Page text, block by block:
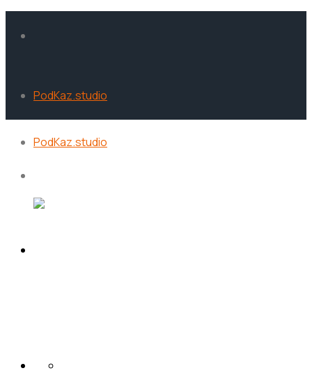
PodKaz.studio
PodKaz.studio